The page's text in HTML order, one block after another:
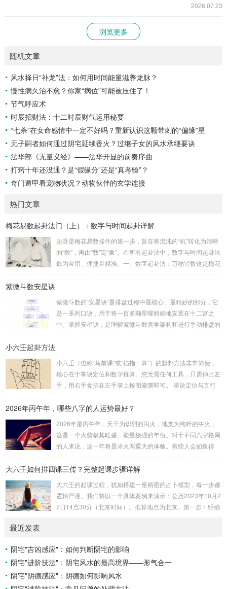
2026.07.23
浏览更多
随机文章
风水择日“补龙”法：如何用时间能量滋养龙脉？
慢性病久治不愈？你家“病位”可能被压住了！
节气呼应术
时辰招财法：十二时辰财气运用秘要
“七杀”在女命感情中一定不好吗？重新认识这颗带刺的“偏缘”星
无子嗣者如何通过阴宅延续香火？过继子女的风水承继要诀
法华部《无量义经》——法华开显的前奏序曲
打窍十年还没通？是“假缘分”还是“真考验”？
奇门遁甲看宠物状况？动物伙伴的玄学连接
热门文章
梅花易数起卦法门（上）：数字与时间起卦详解
起卦是梅花易数操作的第一步，旨在将混沌的“机”转化为清晰
的“数”，再由“数”定“象”。在所有起卦法中，数字与时间起卦法
最为常用、便捷且精准。一、数字起卦法：万物皆数这是梅花
卦。如果数字是偶数位，则前后平分；如果是奇数位，则前部
分比后部分少一位。例如，数字 256：前一位 2 为上卦后两
位...
紫微斗数安星诀
紫微斗数的“安星诀”是排盘过程中最核心、最精妙的部分，它
是一系列口诀，用于将一百多颗星曜精确地安置在十二宫之
中。掌握安星诀，是理解紫微斗数哲学架构和进行手动排盘的
赖关系，可以清晰地通过下图展现：二、 核心安星诀详解1.
安紫微星诀（定帝星）这是所有安星的第一步，至关重要。口
诀：紫微天机星逆行，隔一阳武天同行，...
小六壬起卦方法
小六壬（也称“马前课”或“掐指一算”）的起卦方法非常简便，
核心在于掌诀定位和数字推算。您无需任何工具，只需伸出左
手，用右手食指在左手掌上按图索骥即可。 掌诀定位与五行
吉。留连：位于食指指尖，属水，玄武，主数2、7、8，凶。
口：位于无名指指尖，属金，白虎，主数4、1、2，凶。小
吉：位于无名指根部，属木，六合，主数5、3、8，吉。空
亡：位于中指根部，属土，勾陈，...
2026年丙午年，哪些八字的人运势最好？
2026年是丙午年，天干为炽烈的丙火，地支为纯粹的午火，
这是一个火势极其旺盛、能量极强的年份。对于不同八字格局
的人来说，这一年将是冰火两重天的体验。有些人会如鱼得
理：吉凶在于平衡与需求八字讲究五行平衡与“喜用神”。喜用
26年丙午，是火力全开的一年。因此：八字命局中“喜火”、“用
火”的人，等于得到了天地最强能量的帮助，犹如天降神助，
运势自然一飞冲天。八字命局中“忌火”的人...
大六壬如何排四课三传？完整起课步骤详解
大六壬的起课过程，犹如搭建一座精密的占卜模型，每一步都
逻辑严谨。我们将以一个具体案例来演示：公历2023年10月2
7日14点30分（北京时间）。推算地点为北京。第一步：明确
你需要：一张空白的天地盘（内含十二地支）、月将、当天日
干日支。第二步：核心步骤——排四课四课是“三传”之母，此
步必须精准。1. 定月将（布“天盘”的...
最近发表
阴宅"吉凶感应"：如何判断阴宅的影响
阴宅"进阶技法"：阴宅风水的最高境界——形气合一
阴宅"阴德感应"：阴德如何影响风水